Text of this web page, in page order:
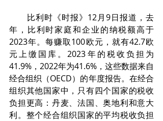
比利时《时报》12月9日报道，去
年，比利时家庭和企业的纳税额高于
2023年。每赚取100欧元，就有42.7欧
元上缴国库。2023年的税收负担为
41.9%，2022年为41.6%，这些数据来自
经合组织（OECD）的年度报告。在经合
组织其他国家中，只有四个国家的税收
负担更高：丹麦、法国、奥地利和意大
利。整个经合组织国家的平均税收负担